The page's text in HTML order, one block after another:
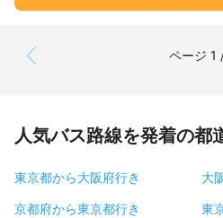
ページ 1
人気バス路線を発着の都
東京都から大阪府行き 大
京都府から東京都行き 東